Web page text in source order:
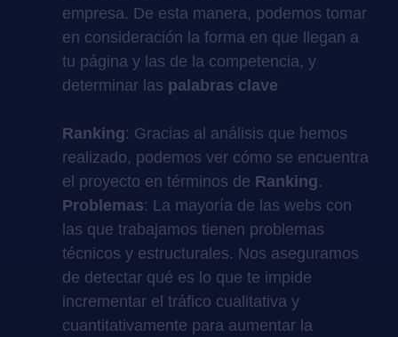
empresa. De esta manera, podemos tomar
en consideración la forma en que llegan a
tu página y las de la competencia, y
determinar las palabras clave
Ranking: Gracias al análisis que hemos
realizado, podemos ver cómo se encuentra
el proyecto en términos de Ranking.
Problemas: La mayoría de las webs con
las que trabajamos tienen problemas
técnicos y estructurales. Nos aseguramos
de detectar qué es lo que te impide
incrementar el tráfico cualitativa y
cuantitativamente para aumentar la